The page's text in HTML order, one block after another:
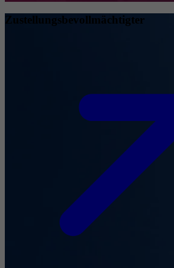
Zustellungsbevollmächtigter